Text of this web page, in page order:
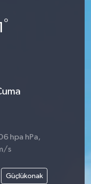
°
hpa hPa,
s
Güçlükonak